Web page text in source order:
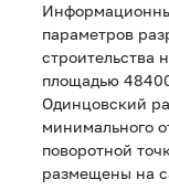
параметров
строительства
площадью
Одинцовский
минимального
поворотной
размещены на